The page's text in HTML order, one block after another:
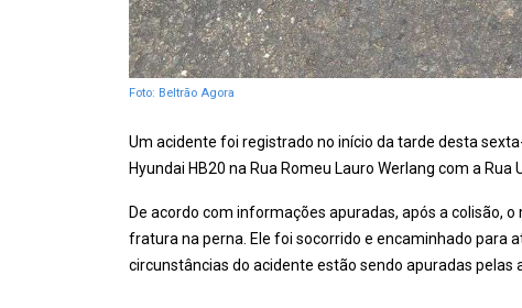
Foto: Beltrão Agora
Um acidente foi registrado no início da tarde desta
Hyundai HB20 na Rua Romeu Lauro Werlang com a Rua
De acordo com informações apuradas, após a colisão,
fratura na perna. Ele foi socorrido e encaminhado para
circunstâncias do acidente estão sendo apuradas pelas